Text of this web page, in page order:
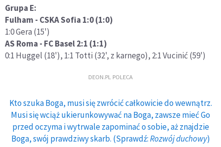
Grupa E:
Fulham - CSKA Sofia 1:0 (1:0)
1:0 Gera (15')
AS Roma - FC Basel 2:1 (1:1)
0:1 Huggel (18'), 1:1 Totti (32', z karnego), 2:1 Vucinić (59')
DEON.PL POLECA
Kto szuka Boga, musi się zwrócić całkowicie do wewnątrz.
Musi się wciąż ukierunkowywać na Boga, zawsze mieć Go
przed oczyma i wytrwale zapominać o sobie, aż znajdzie
Boga, swój prawdziwy skarb. (Sprawdź:Rozwój duchowy)